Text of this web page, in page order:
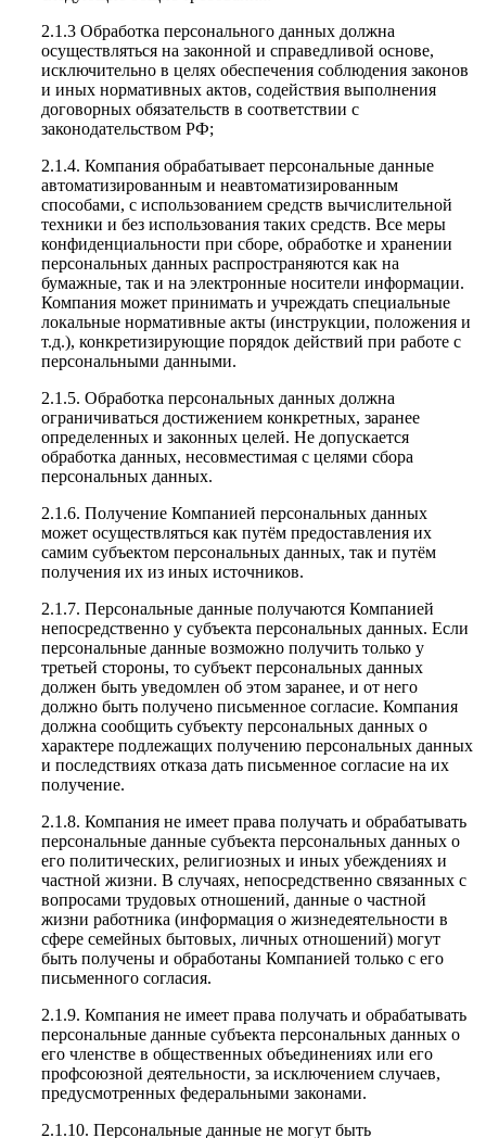
2.1.3 Обработка персонального данных должна
осуществляться на законной и справедливой основе,
исключительно в целях обеспечения соблюдения законов
и иных нормативных актов, содействия выполнения
договорных обязательств в соответствии с
законодательством РФ;
2.1.4. Компания обрабатывает персональные данные
автоматизированным и неавтоматизированным
способами, с использованием средств вычислительной
техники и без использования таких средств. Все меры
конфиденциальности при сборе, обработке и хранении
персональных данных распространяются как на
бумажные, так и на электронные носители информации.
Компания может принимать и учреждать специальные
локальные нормативные акты (инструкции, положения и
т.д.), конкретизирующие порядок действий при работе с
персональными данными.
2.1.5. Обработка персональных данных должна
ограничиваться достижением конкретных, заранее
определенных и законных целей. Не допускается
обработка данных, несовместимая с целями сбора
персональных данных.
2.1.6. Получение Компанией персональных данных
может осуществляться как путём предоставления их
самим субъектом персональных данных, так и путём
получения их из иных источников.
2.1.7. Персональные данные получаются Компанией
непосредственно у субъекта персональных данных. Если
персональные данные возможно получить только у
третьей стороны, то субъект персональных данных
должен быть уведомлен об этом заранее, и от него
должно быть получено письменное согласие. Компания
должна сообщить субъекту персональных данных о
характере подлежащих получению персональных данных
и последствиях отказа дать письменное согласие на их
получение.
2.1.8. Компания не имеет права получать и обрабатывать
персональные данные субъекта персональных данных о
его политических, религиозных и иных убеждениях и
частной жизни. В случаях, непосредственно связанных с
вопросами трудовых отношений, данные о частной
жизни работника (информация о жизнедеятельности в
сфере семейных бытовых, личных отношений) могут
быть получены и обработаны Компанией только с его
письменного согласия.
2.1.9. Компания не имеет права получать и обрабатывать
персональные данные субъекта персональных данных о
его членстве в общественных объединениях или его
профсоюзной деятельности, за исключением случаев,
предусмотренных федеральными законами.
2.1.10. Персональные данные не могут быть